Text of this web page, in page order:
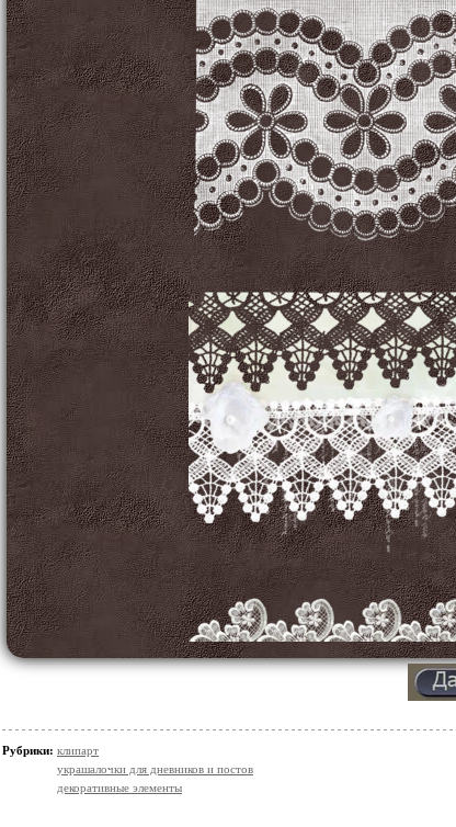
Рубрики: клипарт
украшалочки для дневников и постов
декоративные элементы